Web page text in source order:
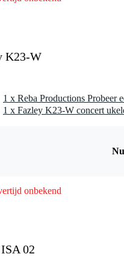
K23-W
1 x Fazley K23-W concert
onbekend
02